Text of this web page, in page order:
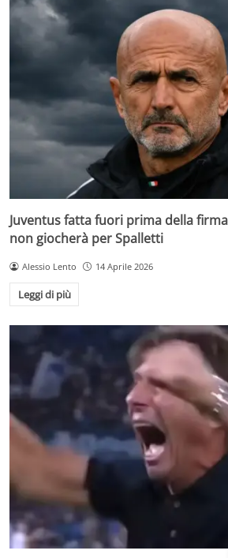
Juventus fatta fuori prima della
non giocherà per Spalletti
Alessio Lento 14 Aprile 2026
Leggi di più